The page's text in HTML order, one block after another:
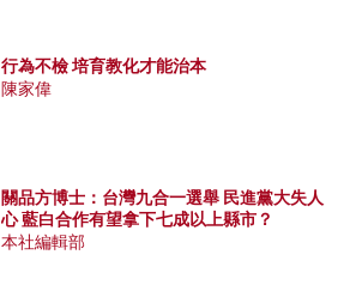
行為不檢 培育教化才能治本
陳家偉
關品方博士：台灣九合一選舉 民進黨大失人
心 藍白合作有望拿下七成以上縣市？
本社編輯部